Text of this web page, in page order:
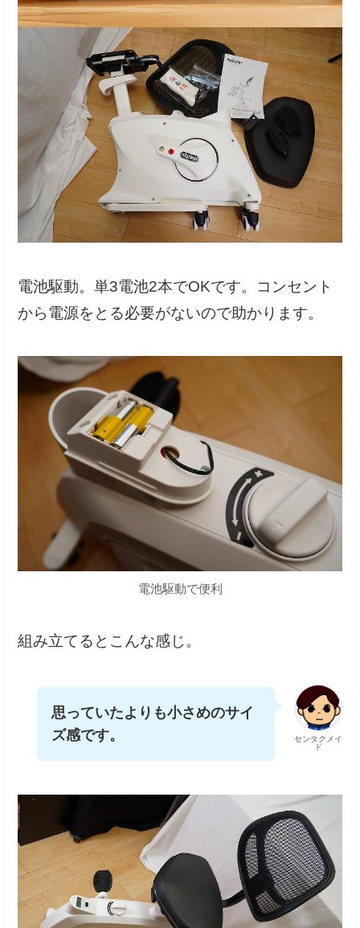
電池駆動。単3電池2本でOKです。コンセント
から電源をとる必要がないので助かります。
電池駆動で便利
組み立てるとこんな感じ。
センタクメイ
ド
思っていたよりも小さめのサイ
ズ感です。